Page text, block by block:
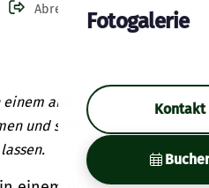
aktiven Tag in den
und sich für den
Abreise 09.30
Fotogalerie
Kontakt